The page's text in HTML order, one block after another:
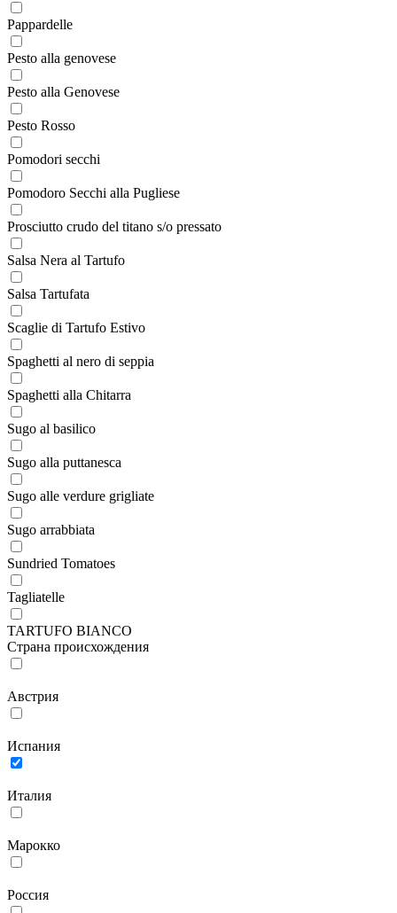
Pappardelle
Pesto alla genovese
Pesto alla Genovese
Pesto Rosso
Pomodori secchi
Pomodoro Secchi alla Pugliese
Prosciutto crudo del titano s/o pressato
Salsa Nera al Tartufo
Salsa Tartufata
Scaglie di Tartufo Estivo
Spaghetti al nero di seppia
Spaghetti alla Chitarra
Sugo al basilico
Sugo alla puttanesca
Sugo alle verdure grigliate
Sugo arrabbiata
Sundried Tomatoes
Tagliatelle
TARTUFO BIANCO
Страна происхождения
Австрия
Испания
Италия
Марокко
Россия